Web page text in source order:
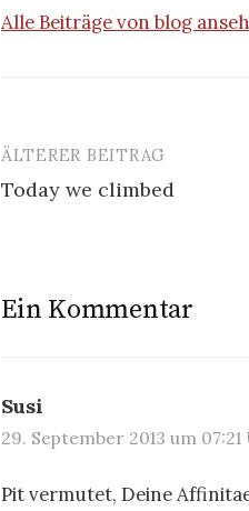
Alle Beiträge von blog
Beitrags-
Navigation
ÄLTERER BEITRAG
Today we climbed
Ein Kommentar
Susi
29. September 2013 um
Pit vermutet, Deine